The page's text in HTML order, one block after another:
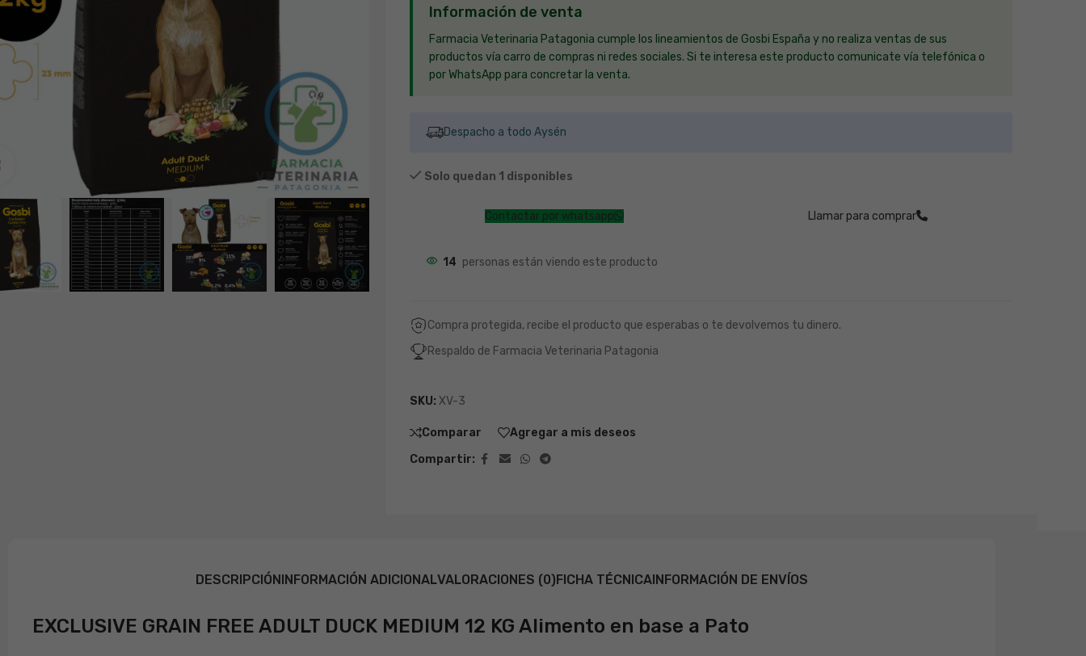
Clic para ampliar
Información de venta
Farmacia Veterinaria Patagonia cumple los lineamientos de Gosbi España y no realiza ventas de sus
productos vía carro de compras ni redes sociales. Si te interesa este producto comunicate vía telefónica o
por WhatsApp para concretar la venta.
Despacho a todo Aysén
Solo quedan 1 disponibles
Contactar por whatsapp Llamar para comprar
14 personas están viendo este producto
Compra protegida, recibe el producto que esperabas o te devolvemos tu dinero.
Respaldo de Farmacia Veterinaria Patagonia
SKU: XV-3
Comparar
Agregar a mis deseos
Compartir:
DESCRIPCIÓNINFORMACIÓN ADICIONALVALORACIONES (0)FICHA TÉCNICAINFORMACIÓN DE ENVÍOS
EXCLUSIVE GRAIN FREE ADULT DUCK MEDIUM 12 KG Alimento en base a Pato